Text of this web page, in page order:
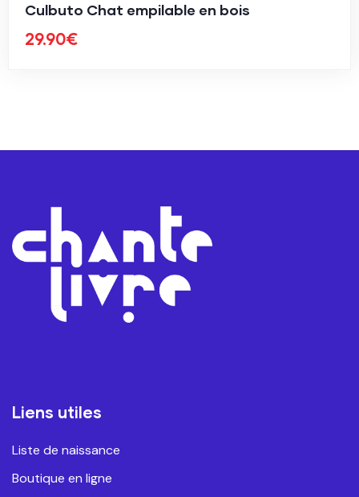
Culbuto Chat empilable en bois
29.90€
Liens utiles
Liste de naissance
Boutique en ligne